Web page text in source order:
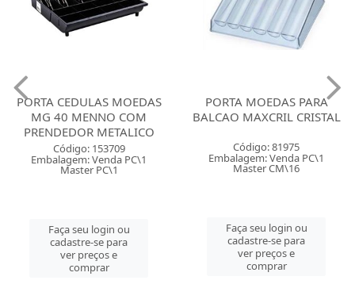
PORTA CEDULAS MOEDAS
MG 40 MENNO COM
PRENDEDOR METALICO
Código: 153709
Embalagem: Venda PC\1
Master PC\1
Faça seu login ou
cadastre-se para
ver preços e
comprar
PORTA MOEDAS PARA
BALCAO MAXCRIL CRISTAL
Código: 81975
Embalagem: Venda PC\1
Master CM\16
Faça seu login ou
cadastre-se para
ver preços e
comprar